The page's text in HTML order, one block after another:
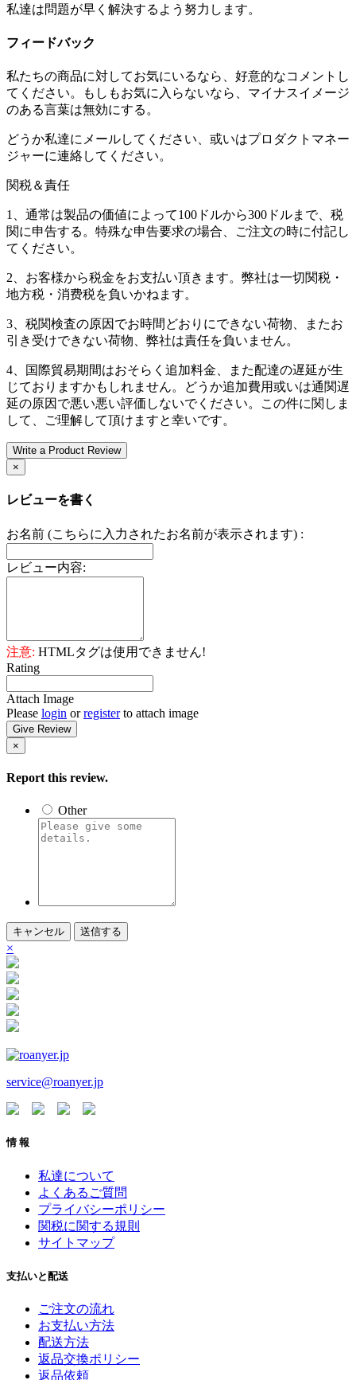
私達は問題が早く解決するよう努力します。
フィードバック
私たちの商品に対してお気にいるなら、好意的なコメントし
てください。もしもお気に入らないなら、マイナスイメージ
のある言葉は無効にする。
どうか私達にメールしてください、或いはプロダクトマネー
ジャーに連絡してください。
関税＆責任
1、通常は製品の価値によって100ドルから300ドルまで、税
関に申告する。特殊な申告要求の場合、ご注文の時に付記し
てください。
2、お客様から税金をお支払い頂きます。弊社は一切関税・
地方税・消费税を負いかねます。
3、税関検査の原因でお時間どおりにできない荷物、またお
引き受けできない荷物、弊社は責任を負いません。
4、国際貿易期間はおそらく追加料金、また配達の遅延が生
じておりますかもしれません。どうか追加費用或いは通関遅
延の原因で悪い悪い評価しないでください。この件に関しま
して、ご理解して頂けますと幸いです。
Write a Product Review
×
レビューを書く
お名前 (こちらに入力されたお名前が表示されます) :
レビュー内容:
注意: HTMLタグは使用できません!
Rating
Attach Image
Please login orregisterto attach image
Give Review
×
Report this review.
Other
キャンセル 送信する
×
service@roanyer.jp
情 報
私達について
よくあるご質問
プライバシーポリシー
関税に関する規則
サイトマップ
支払いと配送
ご注文の流れ
お支払い方法
配送方法
返品交換ポリシー
返品依頼